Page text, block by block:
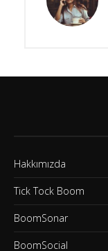
Hakkımızda
Tick Tock Boom
BoomSonar
BoomSocial